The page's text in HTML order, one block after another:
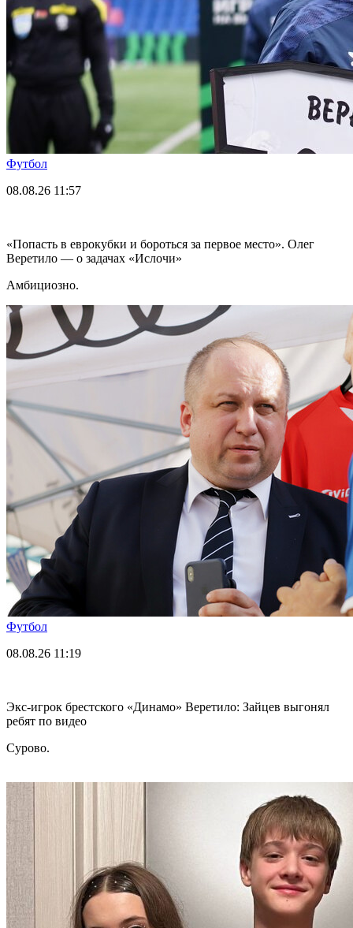
Футбол
08.08.26 11:57
«Попасть в еврокубки и бороться за первое место». Олег
Веретило — о задачах «Ислочи»
Амбициозно.
Футбол
08.08.26 11:19
Экс-игрок брестского «Динамо» Веретило: Зайцев выгонял
ребят по видео
Сурово.